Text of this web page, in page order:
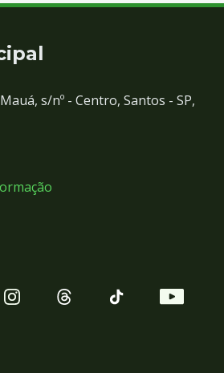
s/nº - Centro, Santos - SP,